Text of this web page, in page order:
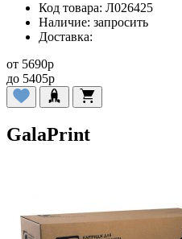
Код товара: Л026425
Наличие: запросить
Доставка:
от 5690p
до 5405p
GalaPrint